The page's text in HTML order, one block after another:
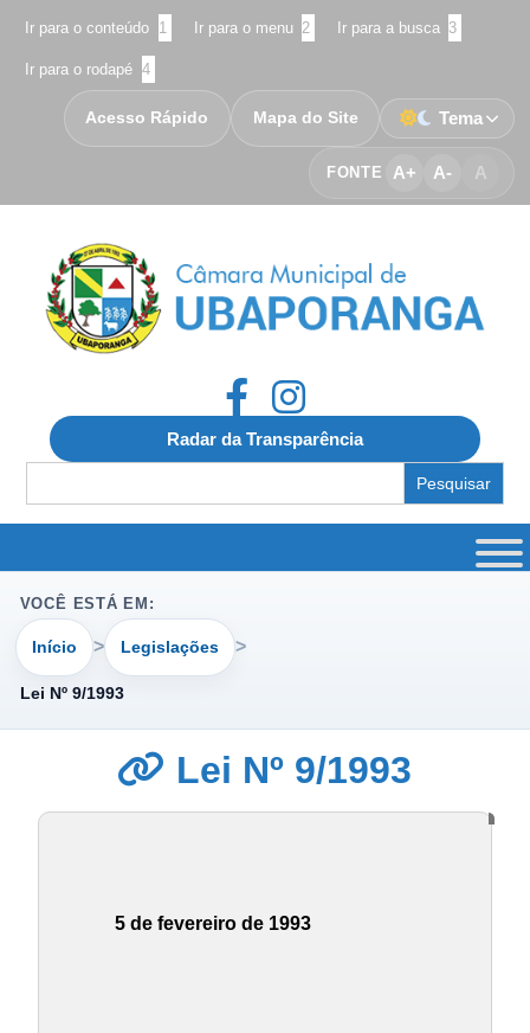
Ir para o conteúdo 1 Ir para o menu 2 Ir para a busca 3
Ir para o rodapé 4
FONTE A+ A- A
Acesso Rápido Mapa do Site Tema
Radar da Transparência
for:
VOCÊ ESTÁ EM:
Início Legislações
Lei Nº 9/1993
Lei Nº 9/1993
5 de fevereiro de 1993